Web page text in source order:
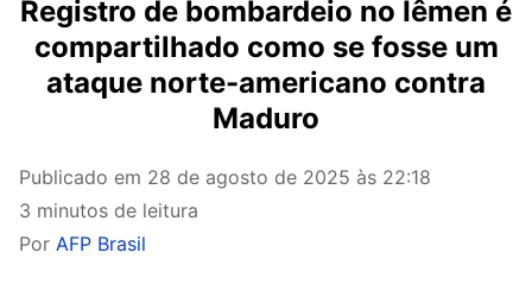
Registro de bombardeio no Iêmen é
compartilhado como se fosse um
ataque norte-americano contra
Maduro
Publicado em 28 de agosto de 2025 às 22:18
3 minutos de leitura
Por AFP Brasil